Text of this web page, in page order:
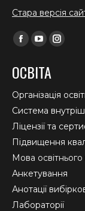
Стара версія
Find us on:
Facebook
opens
in
new
window
YouTube
opens
in
new
window
in
new
ОСВІТА
Організація
Система
Ліцензії та
Підвищення
Мова
Анкетування
Анотації
Лабораторії